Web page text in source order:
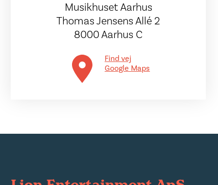
Musikhuset Aarhus
Thomas Jensens Allé 2
8000 Aarhus C
Find vej
Google Maps